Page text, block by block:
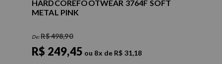
HARDCOREFOOTWEAR 3764F SOFT
METAL PINK
De:R$ 498,90
R$ 249,45 ou 8x de R$ 31,18